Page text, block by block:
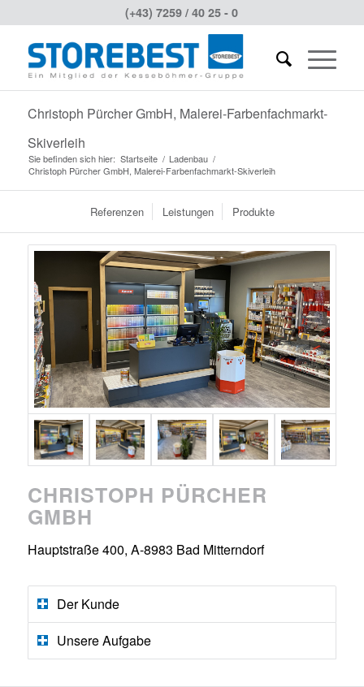
(+43) 7259 / 40 25 - 0
Christoph Pürcher GmbH, Malerei-Farbenfachmarkt-
Skiverleih
Sie befinden sich hier: Startseite / Ladenbau /
Christoph Pürcher GmbH, Malerei-Farbenfachmarkt-Skiverleih
Referenzen Leistungen Produkte
CHRISTOPH PÜRCHER
GMBH
Hauptstraße 400, A-8983 Bad Mitterndorf
Der Kunde
Unsere Aufgabe